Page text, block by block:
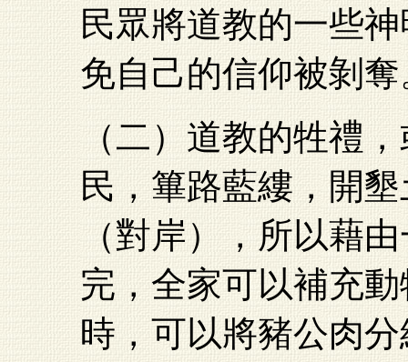
民眾將道教的一些
免自己的信仰被剝奪
（二）道教的牲禮
民，篳路藍縷，開
（對岸），所以藉
完，全家可以補充
時，可以將豬公肉